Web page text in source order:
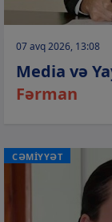
07 avq 2026, 13:08
Media və
Fərman
CƏMİYYƏT